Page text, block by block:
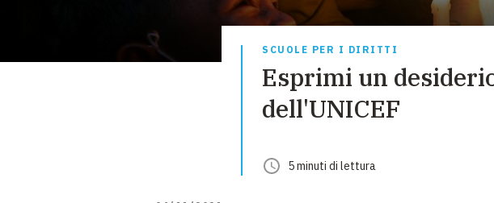
EMERGENZE
DIVERSI MODI PER
SCUOLE PER I DIRITTI
Esprimi un
dell'UNICEF
5minuti di lettura